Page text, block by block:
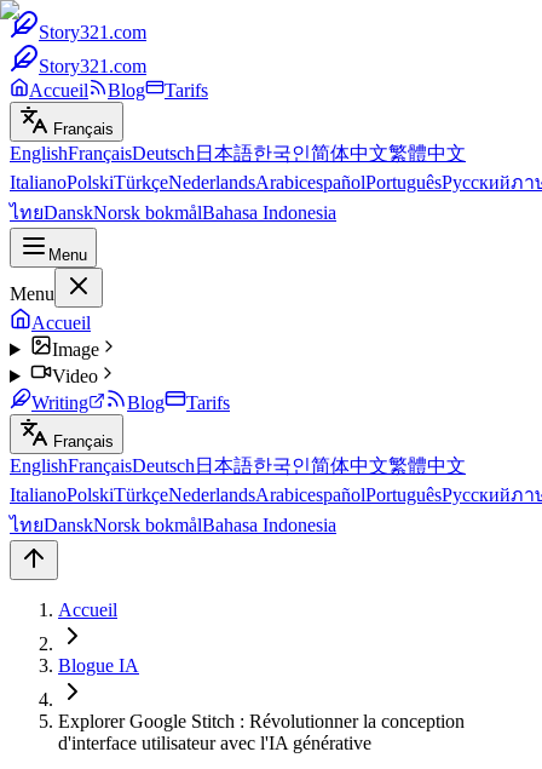
Story321.com
Story321.com
Accueil
Blog Tarifs
Français
EnglishFrançaisDeutsch 日本語한국인简体中文繁體中文
ItalianoPolskiTürkçeNederlandsArabicespañolPortuguêsРусскийภา
ไทยDanskNorsk bokmålBahasa Indonesia
Menu
Menu
Accueil
Image
Video
Writing
Blog Tarifs
Français
EnglishFrançaisDeutsch 日本語한국인简体中文繁體中文
ItalianoPolskiTürkçeNederlandsArabicespañolPortuguêsРусскийภา
ไทยDanskNorsk bokmålBahasa Indonesia
Accueil
Blogue IA
Explorer Google Stitch : Révolutionner la conception
d'interface utilisateur avec l'IA générative